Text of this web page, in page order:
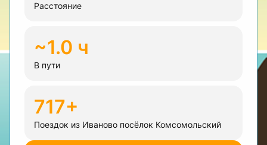
Расстояние
~1.0 ч
В пути
717+
Поездок из Иваново посёлок Комсомольский